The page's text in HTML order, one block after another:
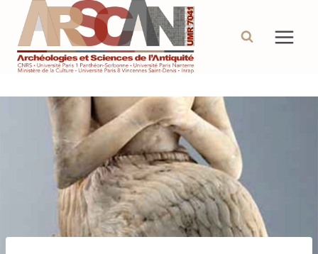
contenu